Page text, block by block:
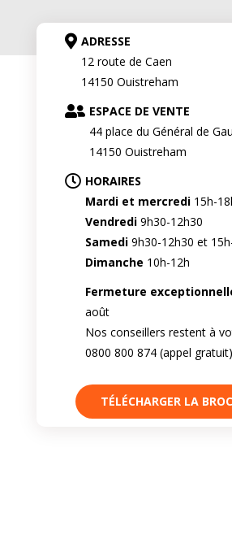
ADRESSE
12 route de Caen
14150 Ouistreham
ESPACE DE VENTE
44 place du Général de
14150 Ouistreham
HORAIRES
Mardi et mercredi15h-
Vendredi9h30-12h30
Samedi9h30-12h30 et
Dimanche 10h-12h
Fermeture
août
Nos conseillers restent à
0800 800 874 (appel gratuit)
TÉLÉCHARGER LA